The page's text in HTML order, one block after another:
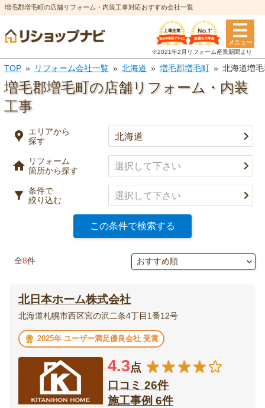
増毛郡増毛町の店舗リフォーム・内装工事対応おすすめ会社一覧
メニュー
※2021年2月リフォーム産業新聞より
TOP リフォーム会社一覧 北海道 増毛郡増毛町 北海道増
増毛郡増毛町の店舗リフォーム・内装
工事
エリアから
探す
リフォーム
箇所から探す
条件で
絞り込む
この条件で検索する
リフォーム箇所
選択を全て解除
トイレ 洗面所
屋根塗装・
屋根
エクステリア・
外構
ベランダ・
バルコニー
テラス・
サンルーム
エリアから探す
都道府県
市区町村
決定
※複数選択可
特徴
実績
口コミ有り
決済方法
全8件
北日本ホーム株式会社
北海道札幌市西区宮の沢二条4丁目1番12号
2025年 ユーザー満足優良会社 受賞
4.3点
口コミ 26件
施工事例 6件